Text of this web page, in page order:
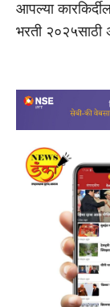
आपल्या
भरती २०२५साठी